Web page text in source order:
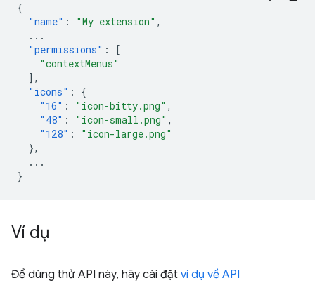
{
"name" : "My extension" ,
...
"permissions" :
[
"contextMenus"
],
"icons" :
{
"16" : "icon-bitty.png" ,
"48" : "icon-small.png" ,
"128" :
"icon-large.png"
},
...
}
Ví dụ
Để dùng thử API này, hãy cài đặt ví dụ về API